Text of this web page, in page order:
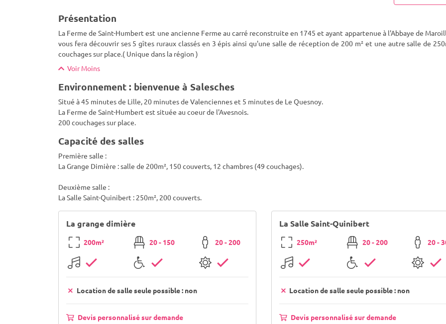
Présentation
La Ferme de Saint-Humbert est une ancienne Ferme au carré reconstruite en 1745 et ayant appartenue à l'Abbaye de
vous fera découvrir ses 5 gîtes ruraux classés en 3 épis ainsi qu'une salle de réception de 200 m² et une autre salle de
couchages sur place.( Unique dans la région )
Voir Moins
Environnement : bienvenue à Salesches
Situé à 45 minutes de Lille, 20 minutes de Valenciennes et 5 minutes de Le Quesnoy.
La Ferme de Saint-Humbert est située au coeur de l'Avesnois.
200 couchages sur place.
Capacité des salles
Première salle :
La Grange Dimière : salle de 200m², 150 couverts, 12 chambres (49 couchages).
Deuxième salle :
La Salle Saint-Quinibert : 250m², 200 couverts.
La grange dimière
200m² 20 - 150 20 - 200
Location de salle seule possible : non
Devis personnalisé sur demande
La Salle Saint-Quinibert
250m² 20 - 200 20 -
Location de salle seule possible : non
Devis personnalisé sur demande